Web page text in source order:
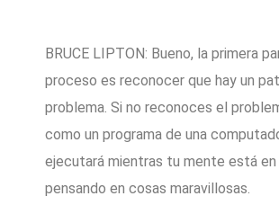
BRUCE LIPTON: Bueno, la primera
proceso es reconocer que hay un
problema. Si no reconoces el
como un programa de una
ejecutará mientras tu mente está
pensando en cosas maravillosas.